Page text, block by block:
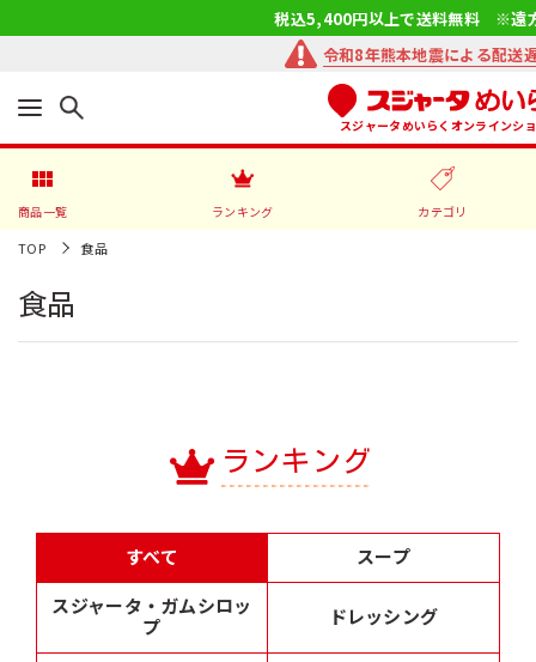
税込5,400円以上で送料無料 ※遠
令和8年熊本地震による配送
スジャータめいらくオンラインシ
商品一覧 ランキング カテゴリ
TOP 食品
食品
ランキング
すべて
スープ
スジャータ・ガムシロッ
プ
ドレッシング